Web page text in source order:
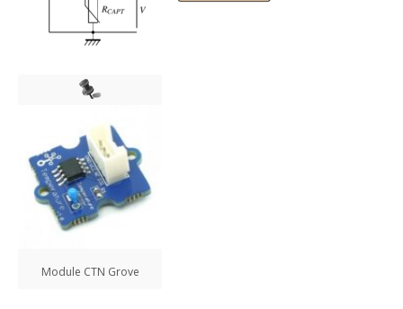
Module CTN Grove